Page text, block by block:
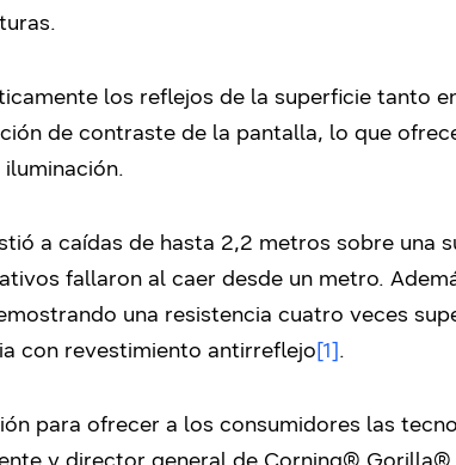
los reflejos de la superficie tanto
de contraste de la pantalla, lo que
a caídas de hasta 2,2 metros sobre una
fallaron al caer desde un metro.
una resistencia cuatro veces
con revestimiento antirreflejo[1].
para ofrecer a los consumidores las